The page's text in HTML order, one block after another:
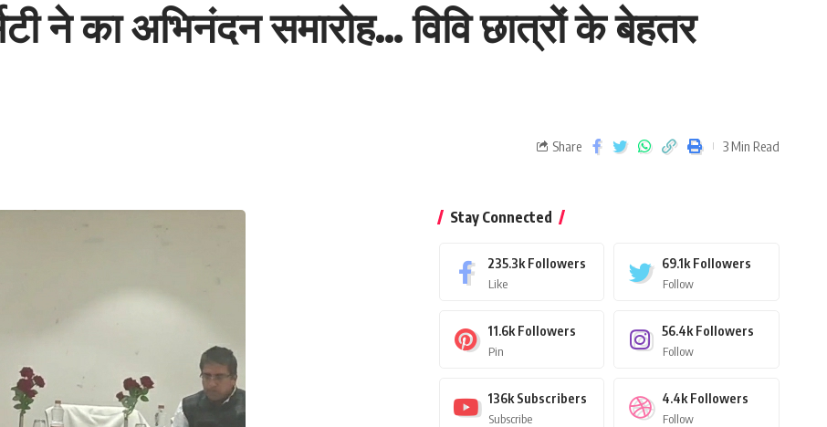
ने का अभिनंदन समारोह… विवि छात्रों के बेहतर
Share 3 Min Read
Stay Connected
235.3k Followers
Like
69.1k Followers
Follow
11.6k Followers
Pin
56.4k Followers
Follow
136k Subscribers
Subscribe
4.4k Followers
Follow